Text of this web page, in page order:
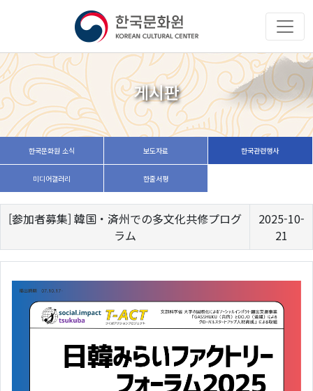
게시판
한국문화원 소식 보도자료 한국관련행사
미디어갤러리 한줄서평
[参加者募集] 韓国・済州での多文化共修プログ
ラム
2025-10-
21